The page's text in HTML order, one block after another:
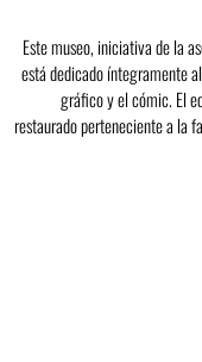
Este museo, iniciativa de la
está dedicado íntegramente
gráfico y el cómic. El
restaurado perteneciente a la